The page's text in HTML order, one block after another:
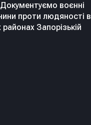
Документуємо воєнні
проти людяності в
Запорізькій